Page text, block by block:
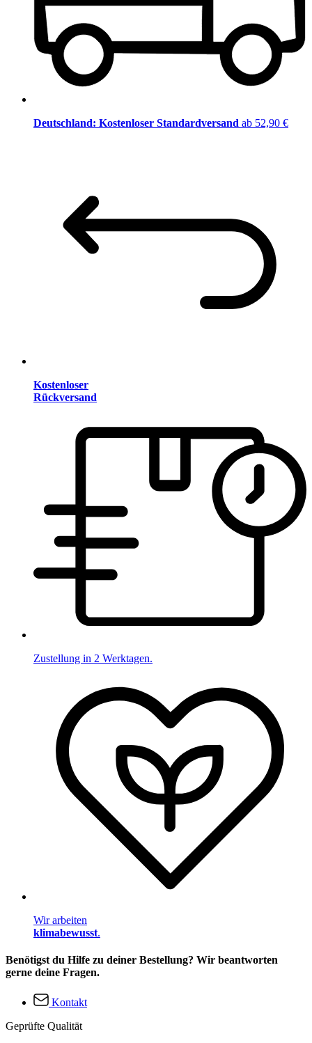
Deutschland: Kostenloser Standardversand ab 52,90 €
Kostenloser
Rückversand
Zustellung in 2 Werktagen.
Wir arbeiten
klimabewusst.
Benötigst du Hilfe zu deiner Bestellung? Wir beantworten
gerne deine Fragen.
Kontakt
Geprüfte Qualität